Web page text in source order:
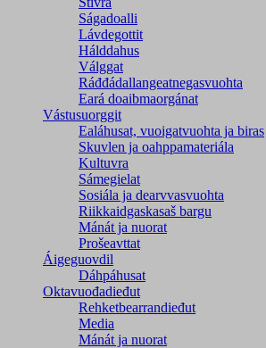
Ságadoalli
Lávdegottit
Hálddahus
Válggat
Ráđđádallangeatnegas­vuohta
Eará doaibmaorgánat
Vástusuorggit
Ealáhusat, vuoigatvuohta ja biras
Skuvlen ja oahppamateriála
Kultuvra
Sámegielat
Sosiála ja dearvvasvuohta
Riikkaidgaskasaš bargu
Mánát ja nuorat
Prošeavttat
Áigeguovdil
Dáhpáhusat
Oktavuođadieđut
Rehketbearrandieđut
Media
Mánát ja nuorat